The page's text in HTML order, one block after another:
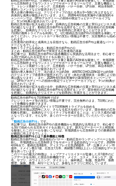
から広告制作までをワンストップでサポートするツールです。主要な機能とし
て、トレンド商材ランキング、広告動画・バナー分析、LP分析、AI台本制作、
素材レコメンドなどが提供されています。
導入企業の事例からは、クリエイティブの当たる率が3〜5倍に向上するなど、
具体的な成果が報告されています。また、2026年4月現在実施中の新規契約キ
ャンペーンでは、DProアカデミーへの招待や限定ウェビナーアーカイブな
ど、9つの特典が提供されています。
動画広告市場が拡大を続ける中、効果的な広告戦略の立案と実行はビジネス成
功の鍵となります。動画広告分析Proを活用することで、競合他社の広告戦略
を把握し、効果的なクリエイティブを効率的に作成することができます。
7日間の無料トライアルを利用して、ぜひ動画広告分析Proの可能性を体験して
みてください。クレジットカード等の支払い情報は不要で、完全無料から始め
られます。
広告運用の効率化と成果向上を目指すなら、動画広告分析Proは最適なパート
ナーとなるでしょう。
無料トライアルを始める：動画広告分析Proの公
まとめ：動画広告分析Proで実現する広告運用の革新
本記事では、動画広告分析Proの基本機能から実践的な活用法まで、初心者で
も3分で始められる完全ガイドをお届けしました。
動画広告分析Proは、圧倒的なデータ量と最新のAI技術を駆使して、市場調査
から広告制作までをワンストップでサポートするツールです。主要な機能とし
て、トレンド商材ランキング、広告動画・バナー分析、LP分析、AI台本制作、
素材レコメンドなどが提供されています。
個別の導入事例として、北の達人では約3倍、ARETECOHOLDINGSでは約5倍
のクリエイティブ改善率が報告されています（各社の運用状況・目標により効
果は異なります）。また、2026年4月現在実施中の新規契約キャンペーンで
は、DProアカデミーへの招待や限定ウェビナーアーカイブなど、9つの特典が
提供されています。
動画広告市場が拡大を続ける中、効果的な広告戦略の立案と実行はビジネス成
功の鍵となります。動画広告分析Proを活用することで、競合他社の広告戦略
を把握し、効果的なクリエイティブを効率的に作成することができます。
動画広告分析Proを7日間無料で試す
クレジットカード等の支払い情報は不要です。完全無料のまま、7日間にわた
って全機能を体験できます。
動画広告分析Proの公式サイトで7日間無料トライアルを始める
動画広告市場は2025年に入り、さらなる拡大を続けています。競合他社の広告
戦略を把握し、効果的なクリエイティブを作成することは、ビジネス成功の鍵
となっています。そんな中、多くのマーケターが注目していただいているの
が
「動画広告分析Pro」です。
本記事では、動画広告分析Proの基本機能から実践的な活用法まで、初心者で
も3分で始められる完全ガイドをお届けします。膨大なデータベースとAI技術
を駆使したこのツールを使いこなせば、市場調査から広告制作までの業務効率
が劇的に向上するでしょう。
動画広告分析Proとは？基本機能と特徴
動画広告分析Proは、競合他社のバナー・動画広告やランディングページを分
析し、市場調査から広告制作までをサポートする総合的なツールです。2026年
4月時点で、動画広告8億件、ディスプレイ広告256億件、LP・記事ドメイン16
億件、ドメイン数3.1億、広告主1万件、商材数7,000以上という圧倒的なデータ
量を誇っています。
このツールの最大の特徴は、トップアフィリエイターが監修した月1億件のビ
ッグデータを活用した競合分析機能です。メイク、コスメ、スキンケア、脱
毛、サプリ、ホワイトニング、ダイエット、歯科矯正、転職、投資/FX、債務
整理、保険、教育、AIサービスなど、多様なカテゴリに対応しています。